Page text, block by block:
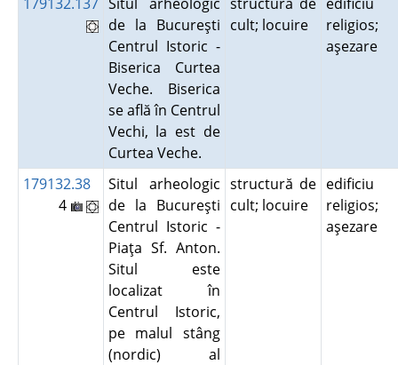
de la Bucureşti
Centrul Istoric -
Biserica Curtea
Veche. Biserica
se află în Centrul
Vechi, la est de
Curtea Veche.
cult; locuire
religios;
aşezare
179132.38
4
Situl arheologic
de la Bucureşti
Centrul Istoric -
Piaţa Sf. Anton.
Situl este
localizat în
Centrul Istoric,
pe malul stâng
(nordic) al
structură de
cult; locuire
edificiu
religios;
aşezare